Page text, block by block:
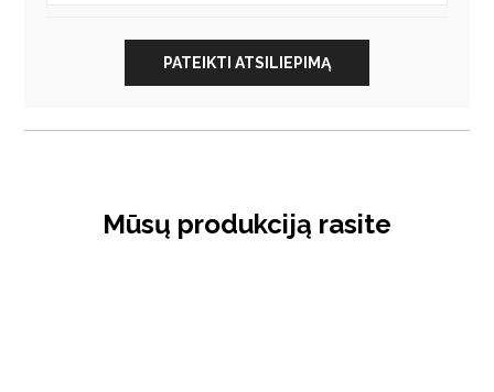
PATEIKTI ATSILIEPIMĄ
Mūsų produkciją rasite